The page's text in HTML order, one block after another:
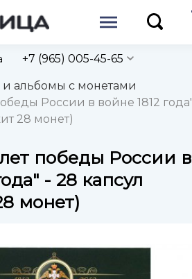
+7 (965) 005-45-65
альбомы с монетами
России в войне 1812
28 монет)
победы России в
- 28 капсул
монет)